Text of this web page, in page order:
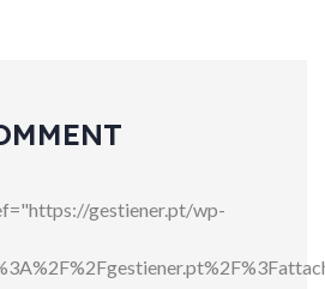
gestiener.pt/wp-